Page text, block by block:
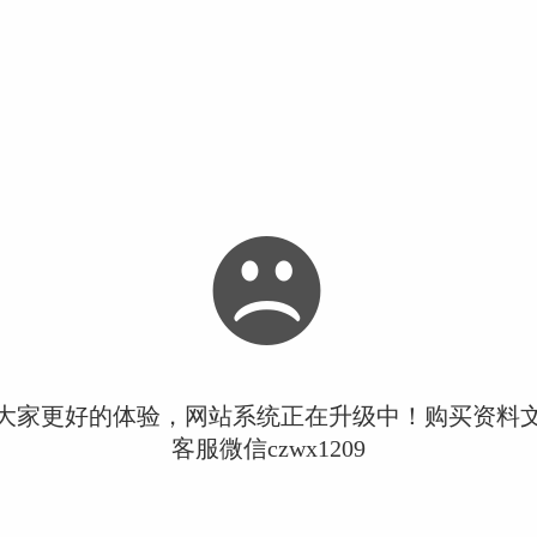
家更好的体验，网站系统正在升级中！购买资料
客服微信czwx1209